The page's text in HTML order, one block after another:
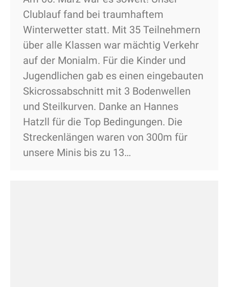
Clublauf fand bei traumhaftem
Winterwetter statt. Mit 35 Teilnehmern
über alle Klassen war mächtig Verkehr
auf der Monialm. Für die Kinder und
Jugendlichen gab es einen eingebauten
Skicrossabschnitt mit 3 Bodenwellen
und Steilkurven. Danke an Hannes
Hatzll für die Top Bedingungen. Die
Streckenlängen waren von 300m für
unsere Minis bis zu 13…